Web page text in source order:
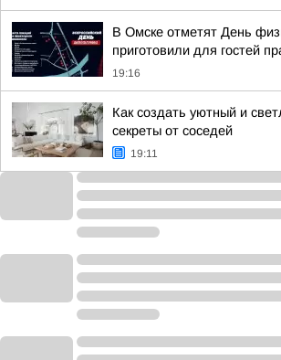
В Омске отметят День
приготовили для гостей
19:16
Как создать уютный и
секреты от соседей
19:11